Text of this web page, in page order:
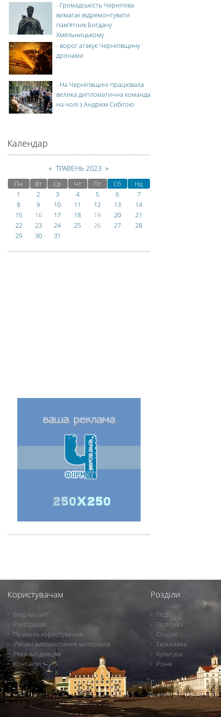
- Громадськість Чернігова
вимагає відремонтувати
пам’ятник Богдану
Хмельницькому
- ворог атакує Чернігівщину
дронами
- На Чернігівщині працювала
велика дипломатична команда
на чолі з Андрієм Сибігою
Календар
« ТРАВЕНЬ 2023 »
Пн Вт Ср Чт Пт Сб
Нд
1
2 3 4 5 6
7
8
9 10 11 12 13
14
15
16 17 18 19 20
21
22
23 24 25 26 27
28
29
30 31
Користувачам
Вхід на сайт
Реєстрація
Правила користування
Умови використання матеріалів
Рекламодавцям
Контакти
Розділи
Події
Політика
Соціум
Економіка
Культура
Різне